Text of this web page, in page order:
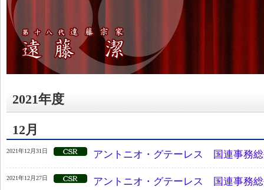
2021年度
12月
2021年12月31日 アントニオ・グテーレス 国連事務
2021年12月27日 アントニオ・グテーレス 国連事務